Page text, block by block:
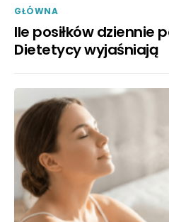
GŁÓWNA
Ile posiłków dziennie
Dietetycy wyjaśniają